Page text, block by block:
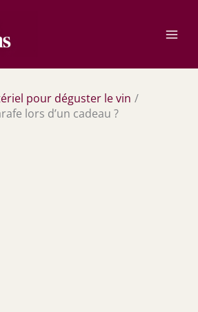
pour déguster le vin
lors d’un cadeau ?